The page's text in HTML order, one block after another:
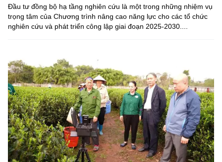
Đầu tư đồng bộ hạ tầng nghiên cứu là một trong những nhiệm vụ
trọng tâm của Chương trình nâng cao năng lực cho các tổ chức
nghiên cứu và phát triển công lập giai đoạn 2025-2030....